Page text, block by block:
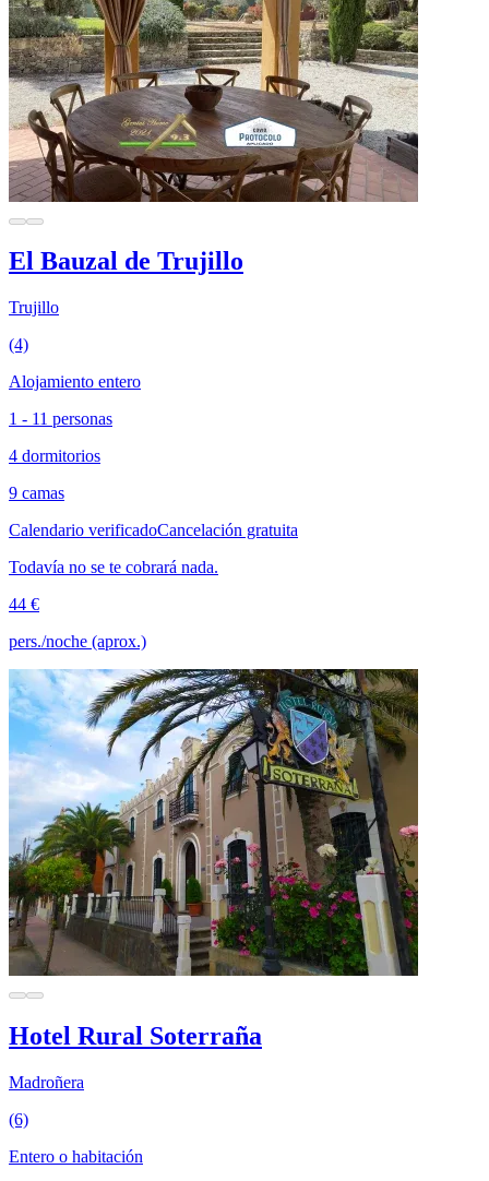
El Bauzal de Trujillo
Trujillo
(4)
Alojamiento entero
1 - 11 personas
4 dormitorios
9 camas
Calendario verificadoCancelación gratuita
Todavía no se te cobrará nada.
44 €
pers./noche (aprox.)
Hotel Rural Soterraña
Madroñera
(6)
Entero o habitación